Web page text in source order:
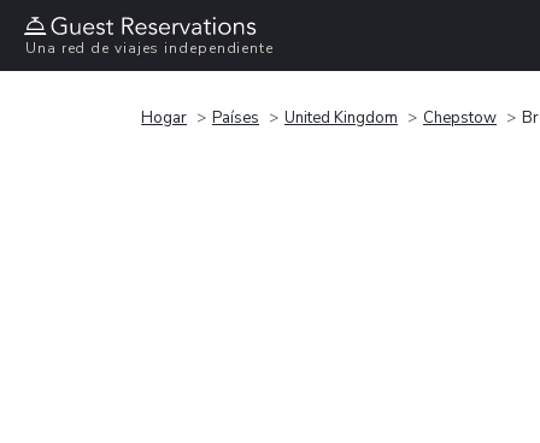
Una red de viajes independiente
Hogar Países United Kingdom Chepstow